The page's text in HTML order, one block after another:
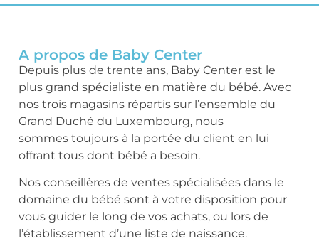
A propos de Baby Center
Depuis plus de trente ans, Baby Center est le
plus grand spécialiste en matière du bébé. Avec
nos trois magasins répartis sur l’ensemble du
Grand Duché du Luxembourg, nous
sommes toujours à la portée du client en lui
offrant tous dont bébé a besoin.
Nos conseillères de ventes spécialisées dans le
domaine du bébé sont à votre disposition pour
vous guider le long de vos achats, ou lors de
l’établissement d’une liste de naissance.